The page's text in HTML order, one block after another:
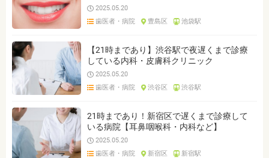
2025.05.20
歯医者・病院
豊島区 池袋駅
【21時まであり】渋谷駅で夜遅くまで診療
している内科・皮膚科クリニック
2025.05.20
歯医者・病院
渋谷区 渋谷駅
21時まであり！新宿区で遅くまで診療して
いる病院【耳鼻咽喉科・内科など】
2025.05.20
歯医者・病院
新宿区 新宿駅